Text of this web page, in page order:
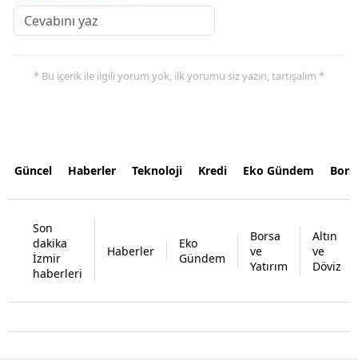
* Bu içerik ile ilgili yorum yok, ilk yorumu siz yazın, tartışalım *
Güncel Haberler Teknoloji Kredi Eko Gündem
Son
dakika
İzmir
haberleri
Haberler
Eko
Gündem
Borsa
ve
Yatırım
Altın
ve
Döviz